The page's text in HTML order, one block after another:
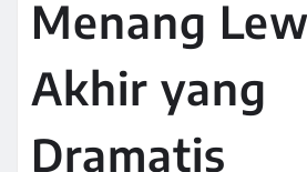
Menang
Akhir yang
Dramatis